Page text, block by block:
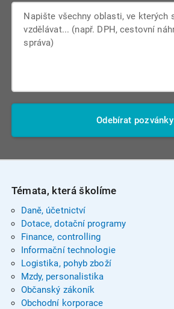
Odebírat pozvánky
Témata, která školíme
Daně, účetnictví
Dotace, dotační programy
Finance, controlling
Informační technologie
Logistika, pohyb zboží
Mzdy, personalistika
Občanský zákoník
Obchodní korporace